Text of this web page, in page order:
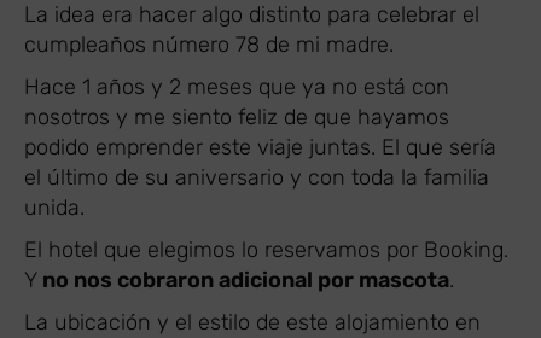
La idea era hacer algo distinto para celebrar el
cumpleaños número 78 de mi madre.
Hace 1 años y 2 meses que ya no está con
nosotros y me siento feliz de que hayamos
podido emprender este viaje juntas. El que sería
el último de su aniversario y con toda la familia
unida.
El hotel que elegimos lo reservamos por Booking.
Y no nos cobraron adicional por mascota.
La ubicación y el estilo de este alojamiento en